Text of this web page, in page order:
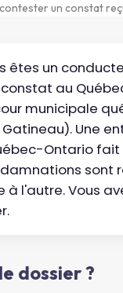
un constat
êtes un
au
municipale
Une
Ontario fait
sont
à l'autre. Vous
dossier ?